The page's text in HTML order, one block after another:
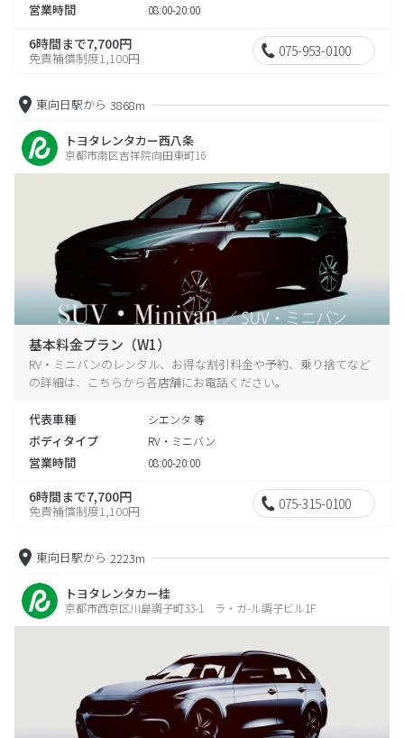
営業時間 08:00-20:00
6時間まで7,700円
免責補償制度1,100円 075-953-0100
東向日駅から 3868m
トヨタレンタカー西八条
京都市南区吉祥院向田東町16
基本料金プラン（W1）
RV・ミニバンのレンタル、お得な割引料金や予約、乗り捨てなど
の詳細は、こちらから各店舗にお電話ください。
代表車種 シエンタ 等
ボディタイプ RV・ミニバン
営業時間 08:00-20:00
6時間まで7,700円
免責補償制度1,100円 075-315-0100
東向日駅から 2223m
トヨタレンタカー桂
京都市西京区川島調子町33-1 ラ・ガ-ル調子ビル1F